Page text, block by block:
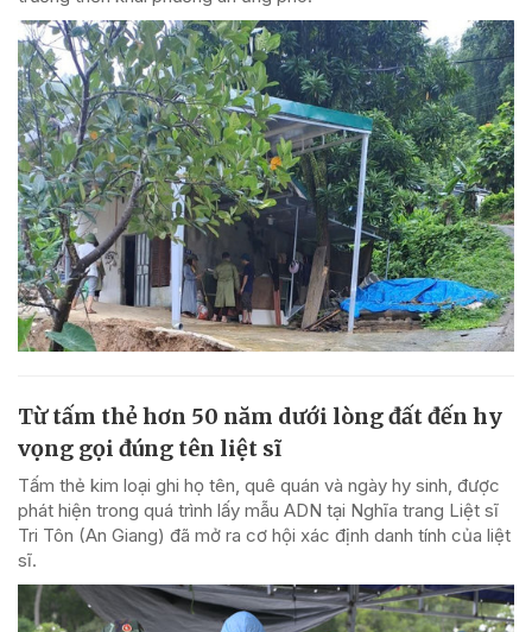
Từ tấm thẻ hơn 50 năm dưới lòng đất đến hy
vọng gọi đúng tên liệt sĩ
Tấm thẻ kim loại ghi họ tên, quê quán và ngày hy sinh, được
phát hiện trong quá trình lấy mẫu ADN tại Nghĩa trang Liệt sĩ
Tri Tôn (An Giang) đã mở ra cơ hội xác định danh tính của liệt
sĩ.